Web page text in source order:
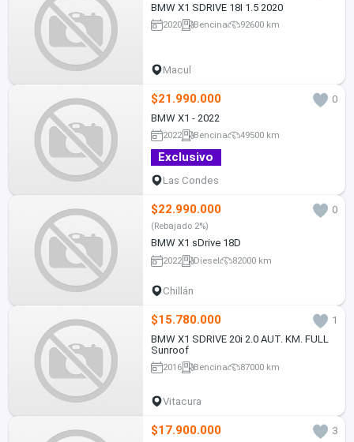
BMW X1 SDRIVE 18I 1.5 2020
2020 Bencina 92600 km
Macul
$21.990.000
0
BMW X1 - 2022
2022 Bencina 49500 km
Exclusivo
Las Condes
$22.990.000 0
(Rebajado 2%)
BMW X1 sDrive 18D
2022 Diesel 82000 km
Chillán
$15.780.000
1
BMW X1 SDRIVE 20i 2.0 AUT. KM. FULL
Sunroof
2016 Bencina 87000 km
Vitacura
$17.900.000
3